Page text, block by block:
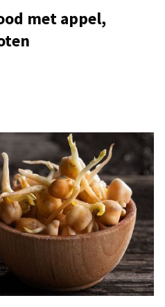
met appel,